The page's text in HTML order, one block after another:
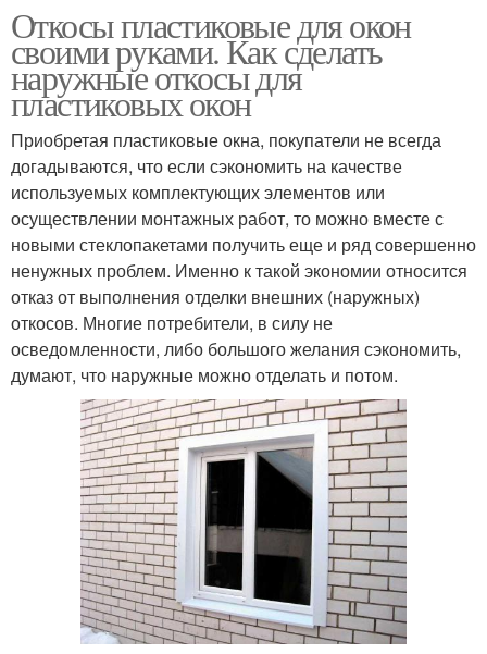
Откосы пластиковые для окон
своими руками. Как сделать
наружные откосы для
пластиковых окон
Приобретая пластиковые окна, покупатели не всегда
догадываются, что если сэкономить на качестве
используемых комплектующих элементов или
осуществлении монтажных работ, то можно вместе с
новыми стеклопакетами получить еще и ряд совершенно
ненужных проблем. Именно к такой экономии относится
отказ от выполнения отделки внешних (наружных)
откосов. Многие потребители, в силу не
осведомленности, либо большого желания сэкономить,
думают, что наружные можно отделать и потом.